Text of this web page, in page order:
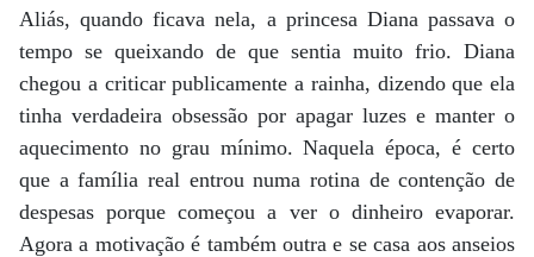
Aliás, quando ficava nela, a princesa Diana passava o
tempo se queixando de que sentia muito frio. Diana
chegou a criticar publicamente a rainha, dizendo que ela
tinha verdadeira obsessão por apagar luzes e manter o
aquecimento no grau mínimo. Naquela época, é certo
que a família real entrou numa rotina de contenção de
despesas porque começou a ver o dinheiro evaporar.
Agora a motivação é também outra e se casa aos anseios